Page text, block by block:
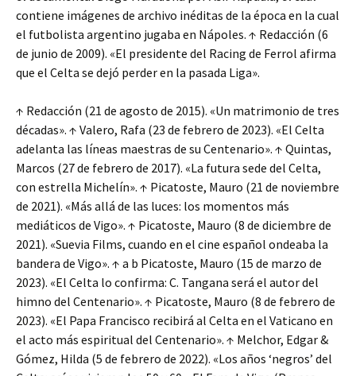
contiene imágenes de archivo inéditas de la época en la cual
el futbolista argentino jugaba en Nápoles. ↑ Redacción (6
de junio de 2009). «El presidente del Racing de Ferrol afirma
que el Celta se dejó perder en la pasada Liga».
↑ Redacción (21 de agosto de 2015). «Un matrimonio de tres
décadas». ↑ Valero, Rafa (23 de febrero de 2023). «El Celta
adelanta las líneas maestras de su Centenario». ↑ Quintas,
Marcos (27 de febrero de 2017). «La futura sede del Celta,
con estrella Michelín». ↑ Picatoste, Mauro (21 de noviembre
de 2021). «Más allá de las luces: los momentos más
mediáticos de Vigo». ↑ Picatoste, Mauro (8 de diciembre de
2021). «Suevia Films, cuando en el cine español ondeaba la
bandera de Vigo». ↑ a b Picatoste, Mauro (15 de marzo de
2023). «El Celta lo confirma: C. Tangana será el autor del
himno del Centenario». ↑ Picatoste, Mauro (8 de febrero de
2023). «El Papa Francisco recibirá al Celta en el Vaticano en
el acto más espiritual del Centenario». ↑ Melchor, Edgar &
Gómez, Hilda (5 de febrero de 2022). «Los años ‘negros’ del